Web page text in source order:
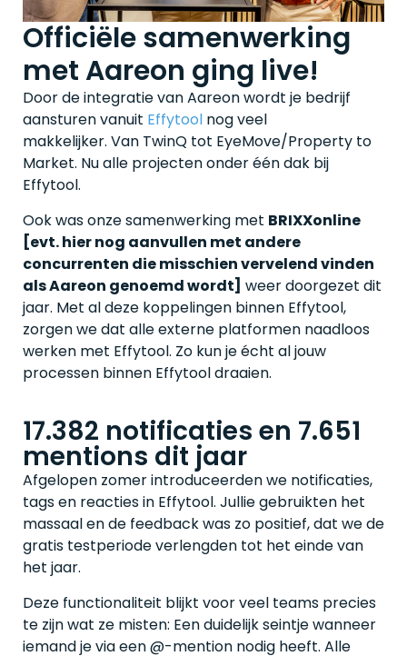
Officiële samenwerking
met Aareon ging live!
Door de integratie van Aareon wordt je bedrijf
aansturen vanuit Effytool nog veel
makkelijker. Van TwinQ tot EyeMove/Property to
Market. Nu alle projecten onder één dak bij
Effytool.
Ook was onze samenwerking met BRIXXonline
[evt. hier nog aanvullen met andere
concurrenten die misschien vervelend vinden
als Aareon genoemd wordt] weer doorgezet dit
jaar. Met al deze koppelingen binnen Effytool,
zorgen we dat alle externe platformen naadloos
werken met Effytool. Zo kun je écht al jouw
processen binnen Effytool draaien.
17.382 notificaties en 7.651
mentions dit jaar
Afgelopen zomer introduceerden we notificaties,
tags en reacties in Effytool. Jullie gebruikten het
massaal en de feedback was zo positief, dat we de
gratis testperiode verlengden tot het einde van
het jaar.
Deze functionaliteit blijkt voor veel teams precies
te zijn wat ze misten: Een duidelijk seintje wanneer
iemand je via een @-mention nodig heeft. Alle